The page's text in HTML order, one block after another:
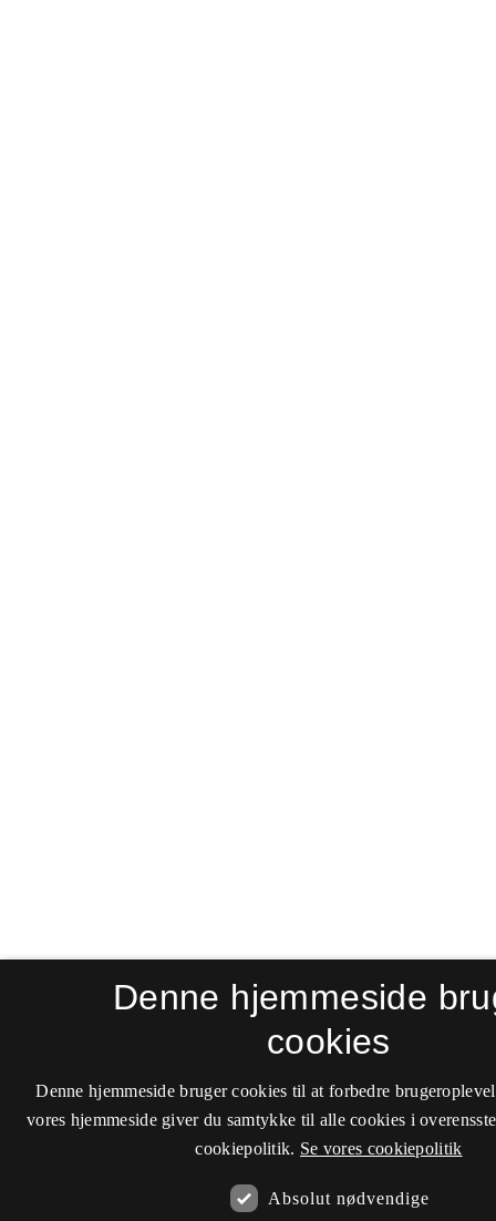
Denne hjemmeside
cookies
Denne hjemmeside bruger cookies til at forbedre
vores hjemmeside giver du samtykke til alle cookies i
cookiepolitik. Se vores cookiepolitik
Absolut nødvendige